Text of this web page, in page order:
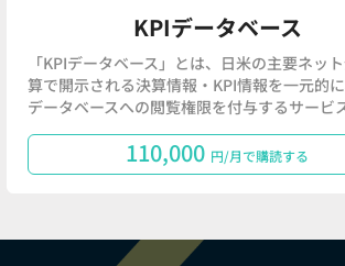
KPIデータベース
「KPIデータベース」とは、日米の主要ネッ
算で開示される決算情報・KPI情報を一元的
データベースへの閲覧権限を付与するサービ
110,000 円/月で購読する